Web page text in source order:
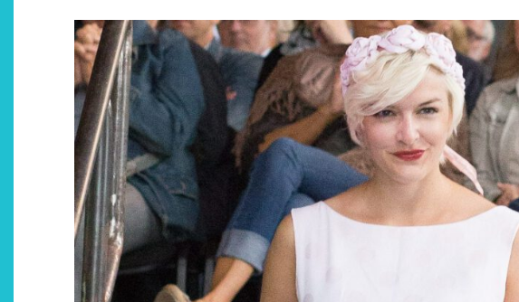
Restsommer - Kea von
Auszeit im Landhaus
Beckmann
28. März 2026